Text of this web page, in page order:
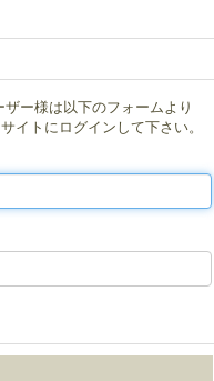
ー様は以下のフォームより
イトにログインして下さい。